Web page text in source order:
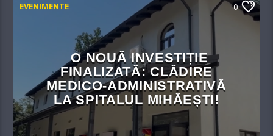
EVENIMENTE 0
O NOUĂ INVESTIȚIE
FINALIZATĂ: CLĂDIRE
MEDICO-ADMINISTRATIVĂ
LA SPITALUL MIHĂEȘTI!​